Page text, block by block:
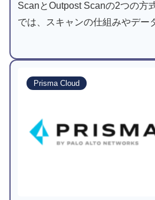
ScanとOutpost Scanの2つの方
では、スキャンの仕組みやデー
築・運用負荷の違いと選び方を
Prisma Cloud